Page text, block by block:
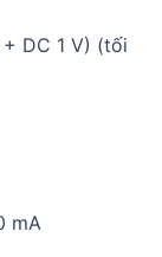
DC 1 V) (tối
mA